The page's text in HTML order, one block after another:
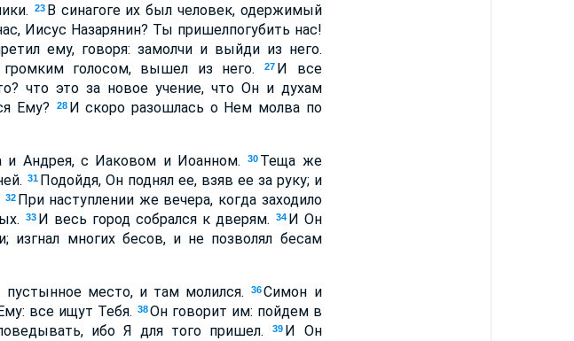
23 В синагоге их был человек, одержимый
Иисус Назарянин? Ты пришелпогубить нас!
ему, говоря: замолчи и выйди из него.
голосом, вышел из него. 27 И все
что это за новое учение, что Он и духам
Ему?
28 И скоро разошлась о Нем молва по
и Андрея, с Иаковом и Иоанном. 30 Теща же
31 Подойдя, Он поднял ее, взяв ее за руку; и
32 При наступлении же вечера, когда заходило
33 И весь город собрался к дверям. 34 И Он
изгнал многих бесов, и не позволял бесам
место, и там молился. 36 Симон и
все ищут Тебя. 38Он говорит им: пойдем в
ибо Я для того пришел.
39 И Он